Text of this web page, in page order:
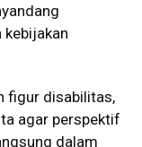
figur disabilitas,
agar perspektif
dalam